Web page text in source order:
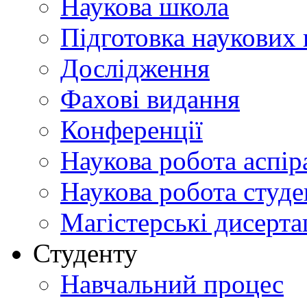
Наукова школа
Підготовка наукових
Дослідження
Фахові видання
Конференції
Наукова робота
Наукова робота
Магістерські
Студенту
Навчальний процес